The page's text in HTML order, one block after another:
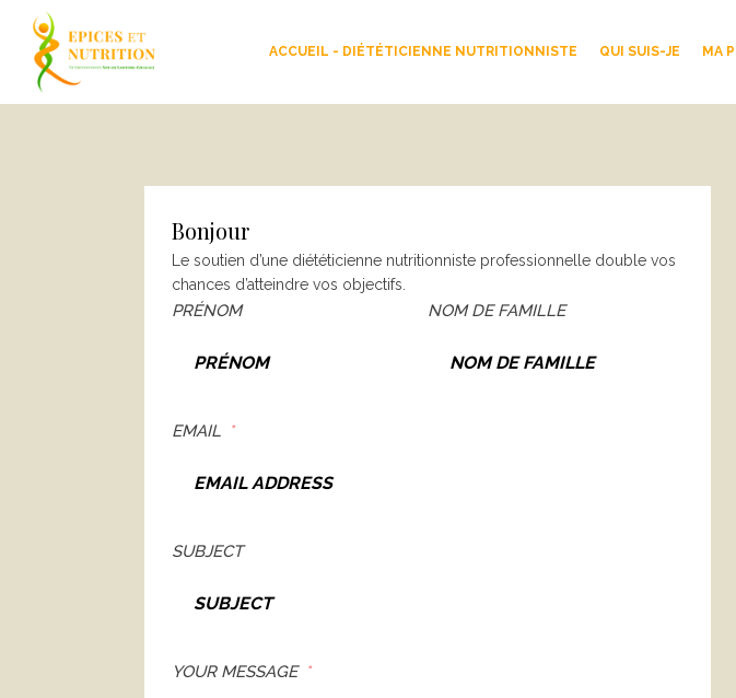
ACCUEIL - DIÉTÉTICIENNE NUTRITIONNISTE QUI SUIS-JE MA
Bonjour
Le soutien d’une diététicienne nutritionniste professionnelle double vos
chances d’atteindre vos objectifs.
PRÉNOM NOM DE FAMILLE
EMAIL
SUBJECT
YOUR MESSAGE